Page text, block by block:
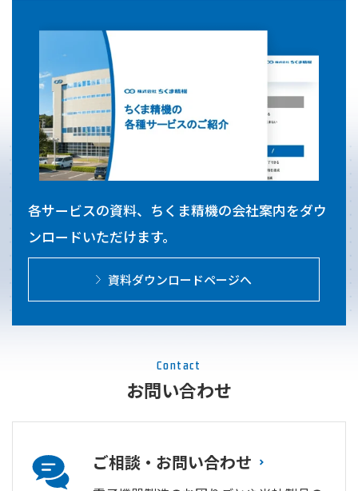
各サービスの資料、ちくま精機の会社案内をダウ
ンロードいただけます。
資料ダウンロードページへ
Contact
お問い合わせ
ご相談・お問い合わせ